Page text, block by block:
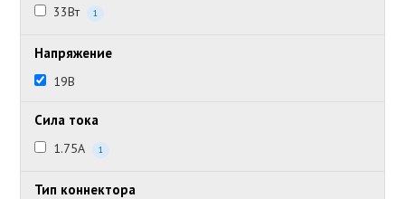
33Вт 1
Напряжение
19В
Сила тока
1.75А 1
Тип коннектора